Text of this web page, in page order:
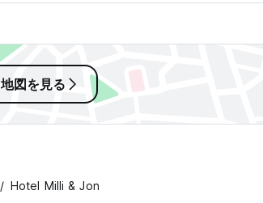
地図を見る
Hotel Milli & Jon